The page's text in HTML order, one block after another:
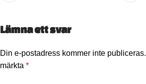
Lämna ett svar
Din e-postadress kommer inte publiceras.
märkta *